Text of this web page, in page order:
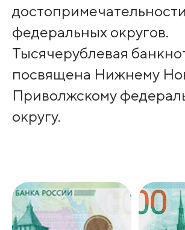
достопримечательности
федеральных округов.
Тысячерублевая
посвящена Нижнему
Приволжскому
округу.